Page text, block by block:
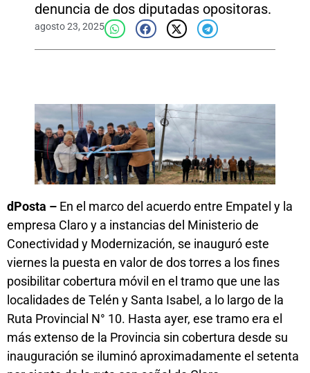
denuncia de dos diputadas opositoras.
agosto 23, 2025
dPosta – En el marco del acuerdo entre Empatel y la
empresa Claro y a instancias del Ministerio de
Conectividad y Modernización, se inauguró este
viernes la puesta en valor de dos torres a los fines
posibilitar cobertura móvil en el tramo que une las
localidades de Telén y Santa Isabel, a lo largo de la
Ruta Provincial N° 10. Hasta ayer, ese tramo era el
más extenso de la Provincia sin cobertura desde su
inauguración se iluminó aproximadamente el setenta